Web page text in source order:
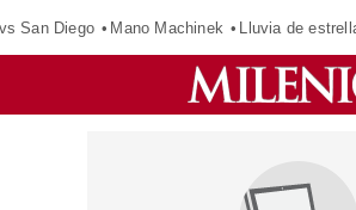
San Diego Mano Machinek Lluvia de